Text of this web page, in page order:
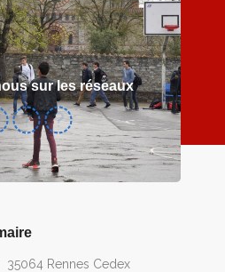
sur les réseaux
35064 Rennes Cedex